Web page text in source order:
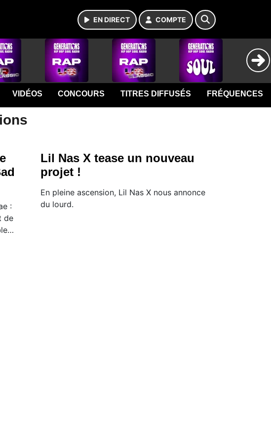
EN DIRECT COMPTE
VIDÉOS CONCOURS TITRES DIFFUSÉS FRÉQUENCES
:
de
Lil Nas X tease un nouveau
projet !
En pleine ascension, Lil Nas X nous annonce
du lourd.